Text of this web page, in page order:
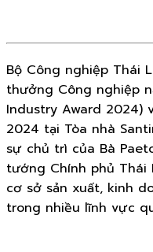
Bộ Công nghiệp Thái
thưởng Công nghiệp
Industry Award 2024)
2024 tại Tòa nhà
sự chủ trì của Bà
tướng Chính phủ Thái
cơ sở sản xuất, kinh
trong nhiều lĩnh vực